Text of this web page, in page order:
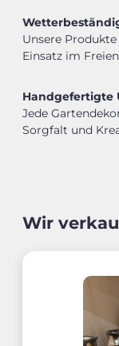
Unsere
Einsatz im
Handgefertigte
Jede
Sorgfalt und
Wir